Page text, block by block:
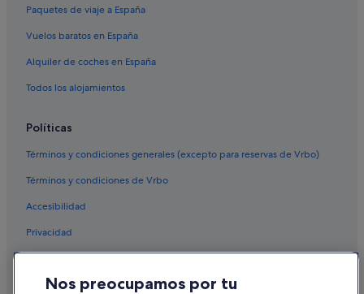
Paquetes de viaje a España
Vuelos baratos en España
Alquiler de coches en España
Todos los alojamientos
Políticas
Términos y condiciones generales (excepto para reservas de Vrbo)
Términos y condiciones de Vrbo
Accesibilidad
Privacidad
Condiciones de uso
Nos preocupamos por tu